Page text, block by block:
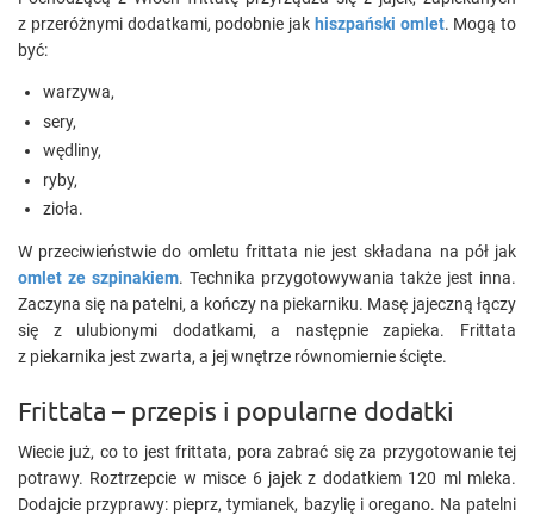
z przeróżnymi dodatkami, podobnie jak hiszpański omlet. Mogą to
być:
warzywa,
sery,
wędliny,
ryby,
zioła.
W przeciwieństwie do omletu frittata nie jest składana na pół jak
omlet ze szpinakiem. Technika przygotowywania także jest inna.
Zaczyna się na patelni, a kończy na piekarniku. Masę jajeczną łączy
się z ulubionymi dodatkami, a następnie zapieka. Frittata
z piekarnika jest zwarta, a jej wnętrze równomiernie ścięte.
Frittata – przepis i popularne dodatki
Wiecie już, co to jest frittata, pora zabrać się za przygotowanie tej
potrawy. Roztrzepcie w misce 6 jajek z dodatkiem 120 ml mleka.
Dodajcie przyprawy: pieprz, tymianek, bazylię i oregano. Na patelni